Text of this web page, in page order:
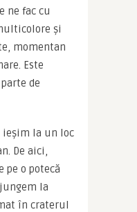
ne fac cu
şi
momentan
Este
de
ieşim la un loc
De aici,
pe o potecă
la
în craterul